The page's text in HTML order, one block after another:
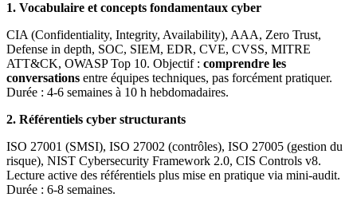
1. Vocabulaire et concepts fondamentaux cyber
CIA (Confidentiality, Integrity, Availability), AAA, Zero Trust,
Defense in depth, SOC, SIEM, EDR, CVE, CVSS, MITRE
ATT&CK, OWASP Top 10. Objectif : comprendre les
conversations entre équipes techniques, pas forcément pratiquer.
Durée : 4-6 semaines à 10 h hebdomadaires.
2. Référentiels cyber structurants
ISO 27001 (SMSI), ISO 27002 (contrôles), ISO 27005 (gestion du
risque), NIST Cybersecurity Framework 2.0, CIS Controls v8.
Lecture active des référentiels plus mise en pratique via mini-audit.
Durée : 6-8 semaines.